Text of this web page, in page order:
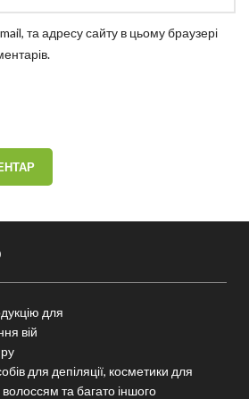
та адресу сайту в цьому браузері
для
вій
для депіляції, косметики для
та багато іншого